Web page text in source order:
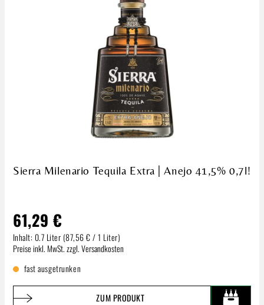
Sierra Milenario Tequila Extra | Anejo 41,5% 0,7l!
61,29 €
Inhalt: 0.7 Liter (87,56 € / 1 Liter)
Regulärer Preis:
Preise inkl. MwSt. zzgl. Versandkosten
fast ausgetrunken
ZUM PRODUKT